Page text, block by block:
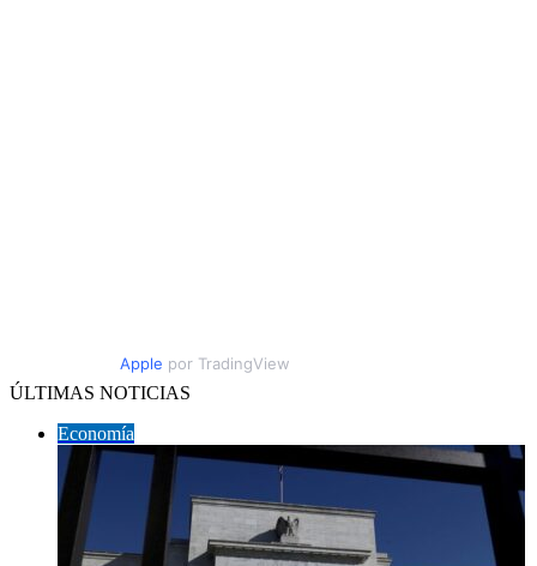
Apple por TradingView
ÚLTIMAS NOTICIAS
Economía